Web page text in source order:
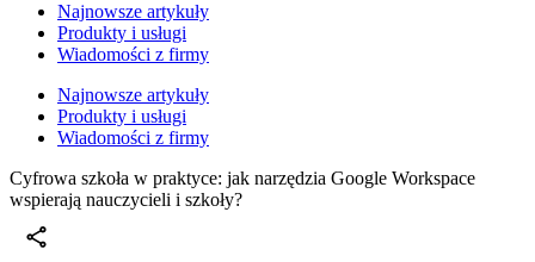
Najnowsze artykuły
Produkty i usługi
Wiadomości z firmy
Najnowsze artykuły
Produkty i usługi
Wiadomości z firmy
Cyfrowa szkoła w praktyce: jak narzędzia Google Workspace
wspierają nauczycieli i szkoły?